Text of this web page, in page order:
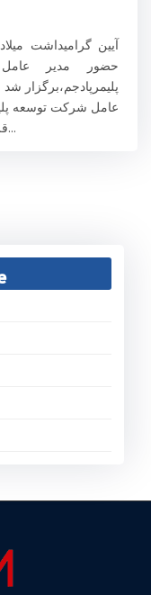
آیین گرامیداشت
حضور مدیر
پلیمرپادجم،برگزار
عامل شرکت توسعه
قراردادن حضرت فاطمه زهرا (س) به عنوان...